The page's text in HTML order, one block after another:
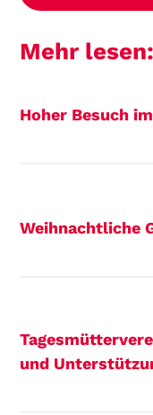
Mehr lesen:
Hoher Besuch
Weihnachtliche
und